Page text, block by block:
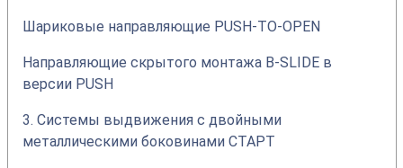
Шариковые направляющие PUSH-TO-OPEN
Направляющие скрытого монтажа B-SLIDE в
версии PUSH
3. Системы выдвижения с двойными
металлическими боковинами СТАРТ